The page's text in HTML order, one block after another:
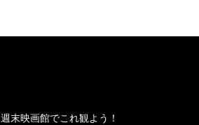
週末映画館でこれ観よう！